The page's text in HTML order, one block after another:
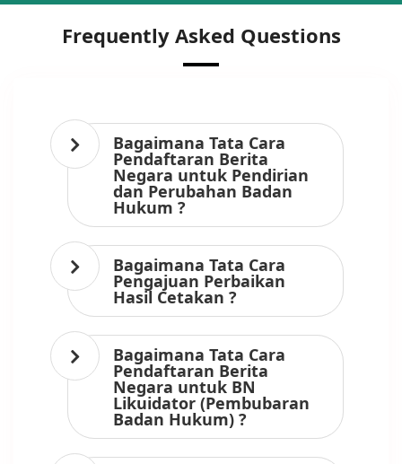
Frequently Asked Questions
Bagaimana Tata Cara
Pendaftaran Berita
Negara untuk Pendirian
dan Perubahan Badan
Hukum ?
Bagaimana Tata Cara
Pengajuan Perbaikan
Hasil Cetakan ?
Bagaimana Tata Cara
Pendaftaran Berita
Negara untuk BN
Likuidator (Pembubaran
Badan Hukum) ?